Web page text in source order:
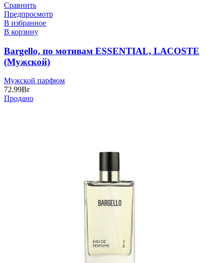
Сравнить
Предпросмотр
В избранное
В корзину
Bargello, по мотивам ESSENTIAL, LACOSTE
(Мужской)
Мужской парфюм
72.99Br
Продано